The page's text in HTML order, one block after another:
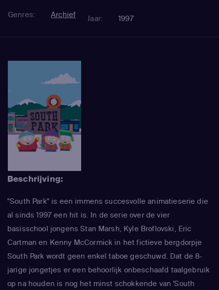
Genres: Archief Jaar: 1997
Beschrijving:
"South Park" is een immens succesvolle animatieserie die
al sinds 1997 een hit is. In de serie over de vier
basisschool jongens Stan Marsh, Kyle Broflovski, Eric
Cartman en Kenny McCormick in het fictieve bergdorpje
South Park wordt geen enkel taboe geschuwd. Dat de 8-
jarige jongetjes er een behoorlijk onbeschaafd taalgebruik
op na houden is nog het minst schokkende van 'South